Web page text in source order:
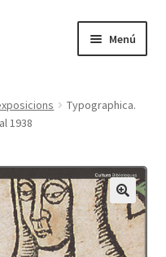
Menú
Typographica.
1938